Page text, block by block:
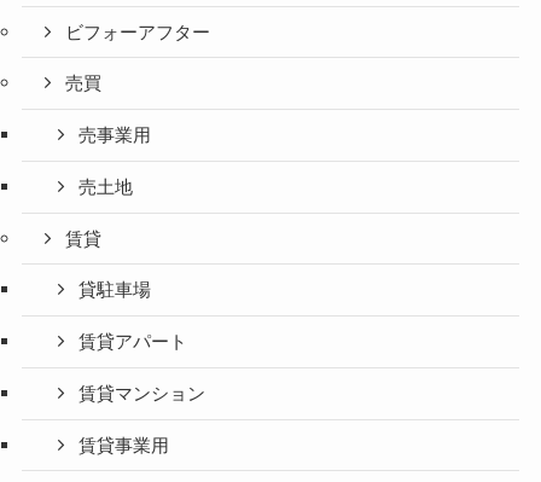
ビフォーアフター
売買
売事業用
売土地
賃貸
貸駐車場
賃貸アパート
賃貸マンション
賃貸事業用